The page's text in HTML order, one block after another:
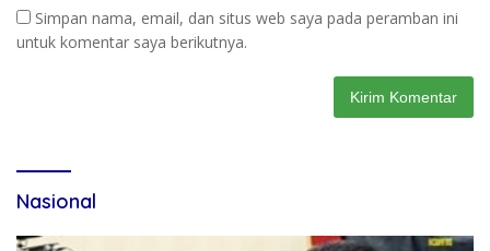
Simpan nama, email, dan situs web saya pada peramban ini
untuk komentar saya berikutnya.
Nasional